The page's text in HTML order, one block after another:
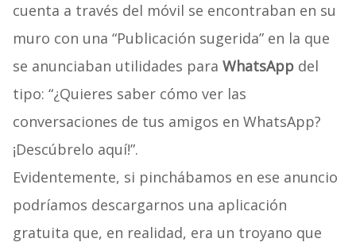
cuenta a través del móvil se encontraban en su
muro con una “Publicación sugerida” en la que
se anunciaban utilidades para WhatsAppdel
tipo: “¿Quieres saber cómo ver las
conversaciones de tus amigos en WhatsApp?
¡Descúbrelo aquí!”.
Evidentemente, si pinchábamos en ese anuncio
podríamos descargarnos una aplicación
gratuita que, en realidad, era un troyano que